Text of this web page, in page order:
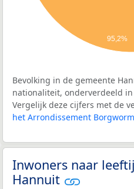
95,2%
Bevolking in de gemeente
nationaliteit, onderverdeeld
Vergelijk deze cijfers met de
het Arrondissement Borgworm
Inwoners naar
Hannuit